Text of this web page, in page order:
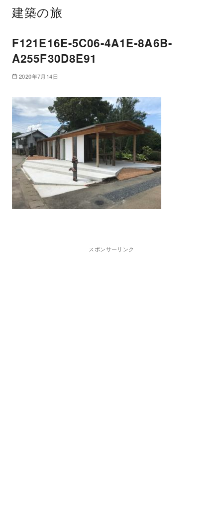
建築の旅
F121E16E-5C06-4A1E-8A6B-
A255F30D8E91
2020年7月14日
スポンサーリンク